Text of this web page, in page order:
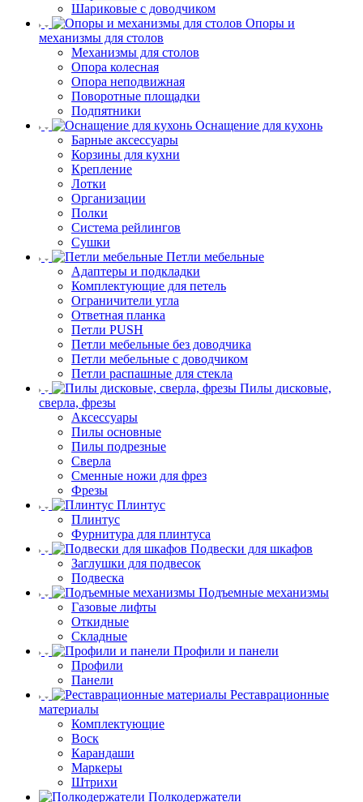
Шариковые с доводчиком
Опоры и
механизмы для столов
Механизмы для столов
Опора колесная
Опора неподвижная
Поворотные площадки
Подпятники
Оснащение для кухонь
Барные аксессуары
Корзины для кухни
Крепление
Лотки
Организации
Полки
Система рейлингов
Сушки
Петли мебельные
Адаптеры и подкладки
Комплектующие для петель
Ограничители угла
Ответная планка
Петли PUSH
Петли мебельные без доводчика
Петли мебельные с доводчиком
Петли распашные для стекла
Пилы дисковые,
сверла, фрезы
Аксессуары
Пилы основные
Пилы подрезные
Сверла
Сменные ножи для фрез
Фрезы
Плинтус
Плинтус
Фурнитура для плинтуса
Подвески для шкафов
Заглушки для подвесок
Подвеска
Подъемные механизмы
Газовые лифты
Откидные
Складные
Профили и панели
Профили
Панели
Реставрационные
материалы
Комплектующие
Воск
Карандаши
Маркеры
Штрихи
Полкодержатели